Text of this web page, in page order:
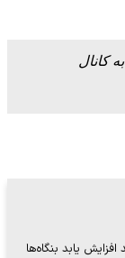
کانال
یابد بنگاه‌ها